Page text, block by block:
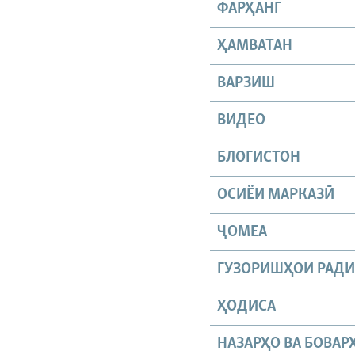
ФАРҲАНГ
ҲАМВАТАН
ВАРЗИШ
ВИДЕО
БЛОГИСТОН
ОСИЁИ МАРКАЗӢ
ҶОМEА
ГУЗОРИШҲОИ
ҲОДИСА
НАЗАРҲО ВА